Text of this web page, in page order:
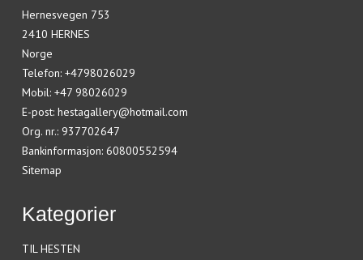
Hernesvegen 753
2410 HERNES
Norge
Telefon: +4798026029
Mobil: +47 98026029
E-post: hestagallery@hotmail.com
Org. nr.: 937702647
Bankinformasjon: 60800552594
Sitemap
Kategorier
TIL HESTEN